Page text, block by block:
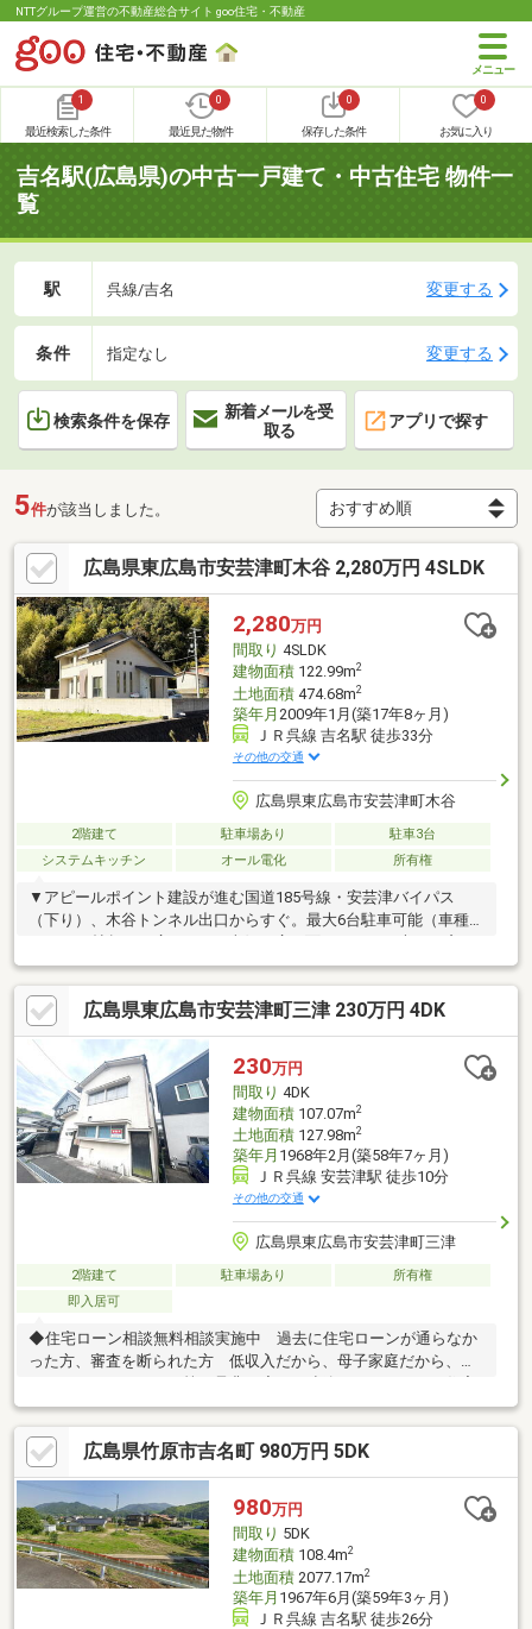
NTTグループ運営の不動産総合サイト goo住宅・不動産
1
最近検索した条件
0
最近見た物件
0
保存した条件
0
お気に入り
吉名駅(広島県)の中古一戸建て・中古住宅 物件一
覧
駅 呉線/吉名 変更する
条件 指定なし 変更する
検索条件を保存
新着メールを受
取る
アプリで探す
5件が該当しました。
広島県東広島市安芸津町木谷 2,280万円 4SLDK
2,280万円
間取り 4SLDK
建物面積122.99m2
土地面積474.68m2
築年月 2009年1月(築17年8ヶ月)
ＪＲ呉線 吉名駅 徒歩33分
その他の交通
広島県東広島市安芸津町木谷
2階建て 駐車場あり
駐車3台
システムキッチン
オール電化 所有権
▼アピールポイント建設が進む国道185号線・安芸津バイパス
（下り）、木谷トンネル出口からすぐ。最大6台駐車可能（車種に
ら明るい光が差し込みます。リビングとキッチンの間に可動式の
間仕切りがあり、エアコン効率のアップや来客時の目隠しに活躍
します。「ほぼ玄関」と言える利便性抜群の勝手口があり、車か
らキッチンへ直行できる動線のおかげで、買い物後の荷物運びも
楽々。キッチンの後ろに洗面所・浴室があり、複数の家事を同時
にこなせるスムーズな動線。各部屋の収納とは別で大容量の屋根
裏収納があり、季節ものもたっぷりと収納できるゆとりの広さで
す。
広島県東広島市安芸津町三津 230万円 4DK
230万円
間取り 4DK
建物面積107.07m2
土地面積127.98m2
築年月 1968年2月(築58年7ヶ月)
ＪＲ呉線 安芸津駅 徒歩10分
その他の交通
広島県東広島市安芸津町三津
2階建て 駐車場あり
所有権
即入居可
◆住宅ローン相談無料相談実施中 過去に住宅ローンが通らなか
った方、審査を断られた方 低収入だから、母子家庭だから、カ
ローンを通してきた実績があります。◆東広島市内を中心に、数
多くのの仲介物件を取り扱っております。 新築戸建てだけでな
く、中古戸建、中古マンション、売土地など幅広くご紹介できま
す♪ ＨＰにもたくさん掲載しております。◆LINEからでもお
問い合わせ頂けます♪ 友達追加→『@582hulsx』でID検索！！
広島県竹原市吉名町 980万円 5DK
980万円
間取り 5DK
建物面積108.4m2
土地面積2077.17m2
築年月 1967年6月(築59年3ヶ月)
ＪＲ呉線 吉名駅 徒歩26分